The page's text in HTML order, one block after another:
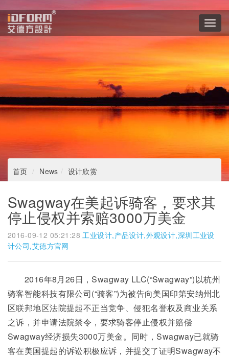
首页 News 设计欣赏
Swagway在美起诉骑客，要求其
停止侵权并索赔3000万美金
2016-09-12 05:21:28 工业设计,产品设计,外观设计,深圳工业设
计公司,艾德方官网
2016年8月26日，Swagway LLC(“Swagway”)以杭州
骑客智能科技有限公司(“骑客”)为被告向美国印第安纳州北
区联邦地区法院提起不正当竞争、侵犯名誉权及商业关系
之诉，并申请法院禁令，要求骑客停止侵权并赔偿
Swagway经济损失3000万美金。同时，Swagway已就骑
客在美国提起的诉讼积极应诉，并提交了证明Swagway不